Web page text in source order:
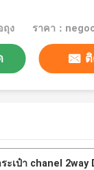
ถุง ราคา：
ะเป๋า chanel 2way